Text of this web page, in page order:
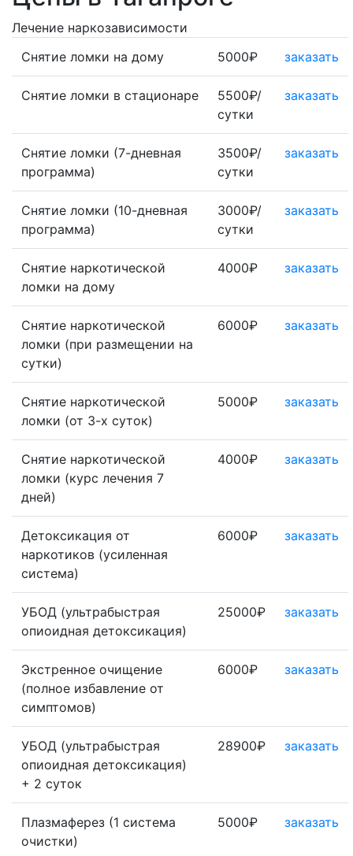
Лечение наркозависимости
Снятие ломки на дому
5000₽ заказать
Снятие ломки в стационаре
5500₽/
сутки
заказать
Снятие ломки (7-дневная
программа)
3500₽/
сутки
заказать
Снятие ломки (10-дневная
программа)
3000₽/
сутки
заказать
Снятие наркотической
ломки на дому
4000₽ заказать
Снятие наркотической
ломки (при размещении на
сутки)
6000₽ заказать
Снятие наркотической
ломки (от 3-х суток)
5000₽ заказать
Снятие наркотической
ломки (курс лечения 7
дней)
4000₽ заказать
Детоксикация от
наркотиков (усиленная
система)
6000₽ заказать
УБОД (ультрабыстрая
опиоидная детоксикация)
25000₽ заказать
Экстренное очищение
(полное избавление от
симптомов)
6000₽ заказать
УБОД (ультрабыстрая
опиоидная детоксикация)
+ 2 суток
28900₽ заказать
Плазмаферез (1 система
очистки)
5000₽ заказать